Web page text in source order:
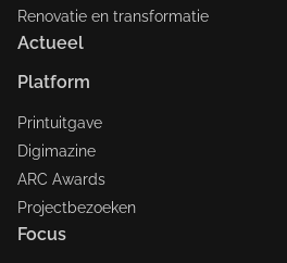
Renovatie en transformatie
Actueel
Platform
Printuitgave
Digimazine
ARC Awards
Projectbezoeken
Focus